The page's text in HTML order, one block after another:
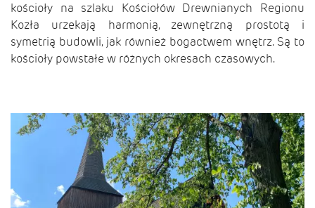
kościoły na szlaku Kościołów Drewnianych Regionu
Kozła urzekają harmonią, zewnętrzną prostotą i
symetrią budowli, jak również bogactwem wnętrz. Są to
kościoły powstałe w różnych okresach czasowych.